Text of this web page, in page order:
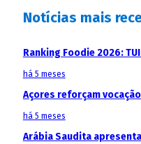
Notícias mais
Ranking Foodie 2026:
há 5 meses
Açores reforçam
há 5 meses
Arábia Saudita